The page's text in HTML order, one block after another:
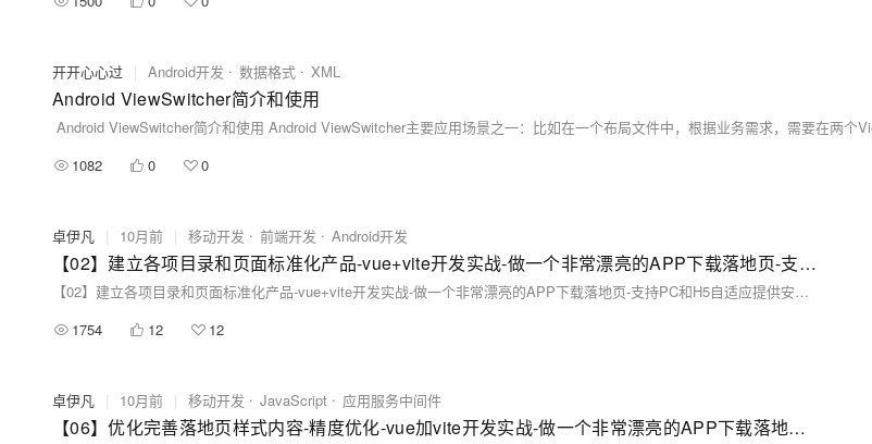
开开心心过 | Android开发 数据格式 XML
Android ViewSwitcher简介和使用
1082
0 0
卓伊凡 | 10月前 | 移动开发 前端开发 Android开发
【02】建立各项目录和页面标准化产品-vue+vite开发实战-做一个非常漂亮的APP下载落地页-支持PC和H5自适应提供安卓苹果鸿蒙下载和网页端访问-优雅草卓伊凡
【02】建立各项目录和页面标准化产品-vue+vite开发实战-做一个非常漂亮的APP下载落地页-支持PC和H5自适应提供安卓苹果鸿蒙下载和网页端访问-优雅草卓伊凡
1754
12 12
卓伊凡 | 10月前 | 移动开发 JavaScript 应用服务中间件
【06】优化完善落地页样式内容-精度优化-vue加vite开发实战-做一个非常漂亮的APP下载落地页-支持PC和H5自适应提供安卓苹果鸿蒙下载和网页端访问-优雅草卓伊凡